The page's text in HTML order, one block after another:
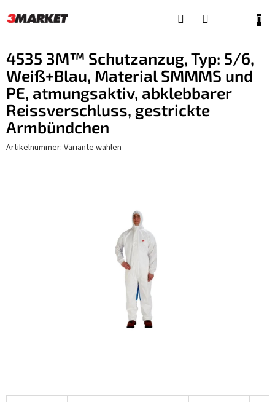
Inhalt
4535 3M™ Schutzanzug, Typ: 5/6,
Weiß+Blau, Material SMMMS und
PE, atmungsaktiv, abklebbarer
Reissverschluss, gestrickte
Armbündchen
Artikelnummer: Variante wählen